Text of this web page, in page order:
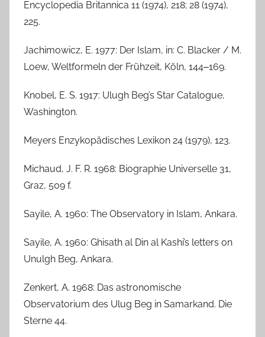
Encyclopedia Britannica 11 (1974), 218; 28 (1974),
225.
Jachimowicz, E. 1977: Der Islam, in: C. Blacker / M.
Loew, Weltformeln der Frühzeit, Köln, 144‒169.
Knobel, E. S. 1917: Ulugh Beg’s Star Catalogue,
Washington.
Meyers Enzykopädisches Lexikon 24 (1979), 123.
Michaud, J. F. R. 1968: Biographie Universelle 31,
Graz, 509 f.
Sayile, A. 1960: The Observatory in Islam, Ankara.
Sayile, A. 1960: Ghisath al Din al Kashi’s letters on
Unulgh Beg, Ankara.
Zenkert, A. 1968: Das astronomische
Observatorium des Ulug Beg in Samarkand. Die
Sterne 44.